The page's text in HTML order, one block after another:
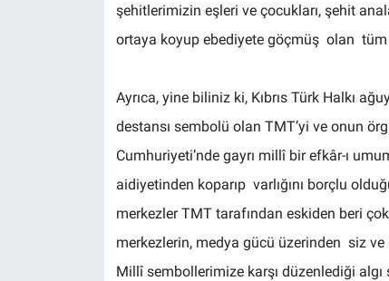
şehitlerimizin eşleri ve çocukları, şehit
ortaya koyup ebediyete göçmüş olan
Ayrıca, yine biliniz ki, Kıbrıs Türk Halkı
destansı sembolü olan TMT’yi ve onun
Cumhuriyeti’nde gayrı millî bir efkâr-ı
aidiyetinden koparıp varlığını borçlu
merkezler TMT tarafından eskiden beri
merkezlerin, medya gücü üzerinden siz
Millî sembollerimize karşı düzenlediği algı